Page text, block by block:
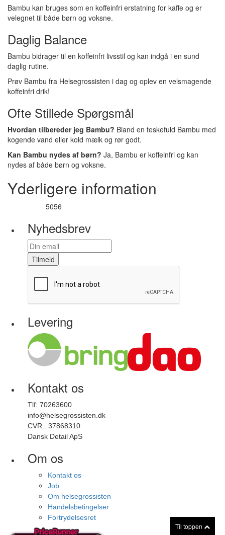
Bambu kan bruges som en koffeinfri erstatning for kaffe og er
velegnet til både børn og voksne.
Daglig Balance
Bambu bidrager til en koffeinfri livsstil og kan indgå i en sund
daglig rutine.
Prøv Bambu fra Helsegrossisten i dag og oplev en velsmagende
koffeinfri drik!
Ofte Stillede Spørgsmål
Hvordan tilbereder jeg Bambu? Bland en teskefuld Bambu med
kogende vand eller kold mælk og rør godt.
Kan Bambu nydes af børn? Ja, Bambu er koffeinfri og kan
nydes af både børn og voksne.
Yderligere information
5056
Til toppen
Nyhedsbrev
Tilmeld
Levering
Kontakt os
Tlf: 70263600
info@helsegrossisten.dk
CVR.: 37868310
Dansk Detail ApS
Om os
Kontakt os
Job
Om helsegrossisten
Handelsbetingelser
Fortrydelsesret